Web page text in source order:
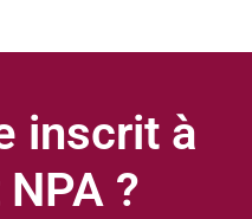
inscrit à
?